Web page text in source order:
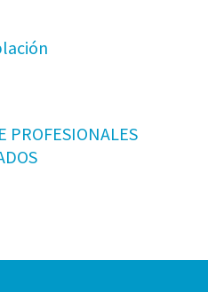
PROFESIONALES